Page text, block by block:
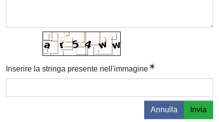
Inserire la stringa presente nell'immagine
Annulla Invia